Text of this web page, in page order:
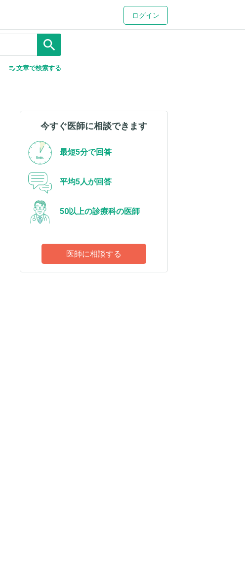
ログイン
search
edit_note文章で検索する
今すぐ医師に相談できます
最短5分で回答
平均5人が回答
50以上の診療科の医師
医師に相談する